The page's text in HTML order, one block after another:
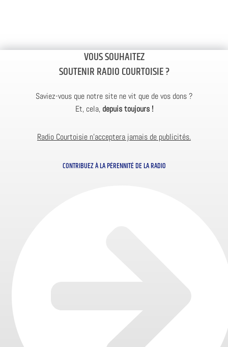
VOUS SOUHAITEZ
SOUTENIR RADIO COURTOISIE ?
Saviez-vous que notre site ne vit que de vos dons ?
Et, cela, depuis toujours !
Radio Courtoisie n’acceptera jamais de publicités.
CONTRIBUEZ À LA PÉRENNITÉ DE LA RADIO